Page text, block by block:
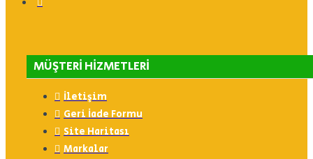
MÜŞTERI HIZMETLERI
İletişim
Geri İade Formu
Site Haritası
Markalar